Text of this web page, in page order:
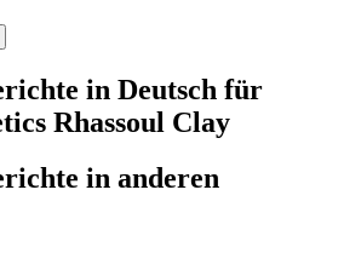
in Deutsch für
Rhassoul Clay
in anderen